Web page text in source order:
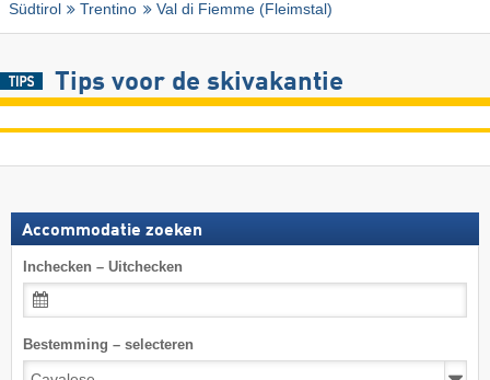
Südtirol
Trentino Val di Fiemme (Fleimstal)
Tips voor de skivakantie
Accommodatie zoeken
Inchecken – Uitchecken
Bestemming – selecteren